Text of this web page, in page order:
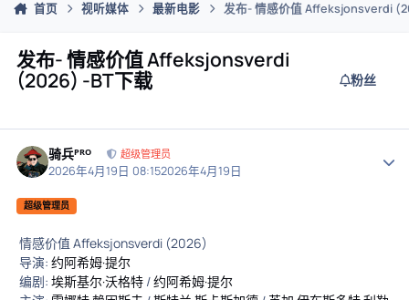
首页 视听媒体 最新电影 发布- 情感价值 Affeksjonsverdi
发布- 情感价值 Affeksjonsverdi
(2026) -BT下载
粉丝
骑兵ᴾᴿᴼ 超级管理员
2026年4月19日 08:152026年4月19日
超级管理员
情感价值 Affeksjonsverdi (2026)
导演: 约阿希姆·提尔
编剧: 埃斯基尔·沃格特 /约阿希姆·提尔